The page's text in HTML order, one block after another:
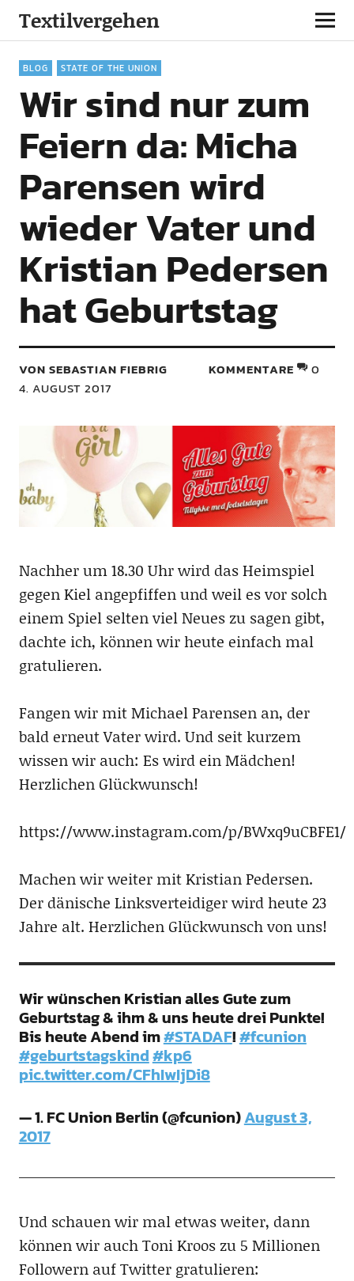
Textilvergehen
BLOG STATE OF THE UNION
Wir sind nur zum
Feiern da: Micha
Parensen wird
wieder Vater und
Kristian Pedersen
hat Geburtstag
VON SEBASTIAN FIEBRIG
4. AUGUST 2017
KOMMENTARE 0
Nachher um 18.30 Uhr wird das Heimspiel
gegen Kiel angepfiffen und weil es vor solch
einem Spiel selten viel Neues zu sagen gibt,
dachte ich, können wir heute einfach mal
gratulieren.
Fangen wir mit Michael Parensen an, der
bald erneut Vater wird. Und seit kurzem
wissen wir auch: Es wird ein Mädchen!
Herzlichen Glückwunsch!
https://www.instagram.com/p/BWxq9uCBFE1/
Machen wir weiter mit Kristian Pedersen.
Der dänische Linksverteidiger wird heute 23
Jahre alt. Herzlichen Glückwunsch von uns!
Wir wünschen Kristian alles Gute zum
Geburtstag & ihm & uns heute drei Punkte!
Bis heute Abend im#STADAF!#fcunion
#geburtstagskind#kp6
pic.twitter.com/CFhIwIjDi8
— 1. FC Union Berlin (@fcunion)August 3,
2017
Und schauen wir mal etwas weiter, dann
können wir auch Toni Kroos zu 5 Millionen
Followern auf Twitter gratulieren: